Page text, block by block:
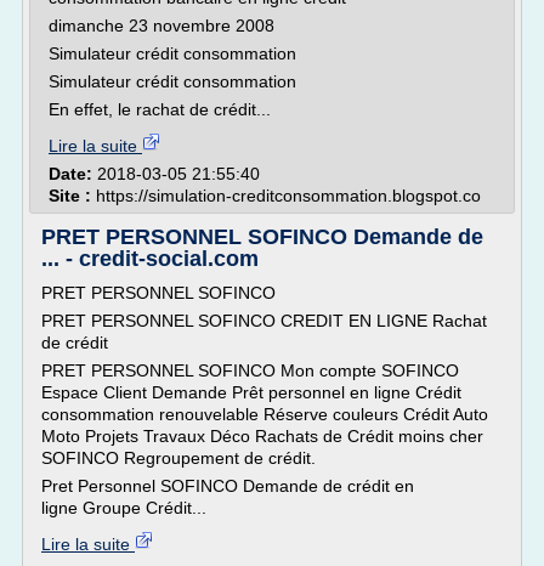
dimanche 23 novembre 2008
Simulateur crédit consommation
Simulateur crédit consommation
En effet, le rachat de crédit...
Lire la suite
Date: 2018-03-05 21:55:40
Site : https://simulation-creditconsommation.blogspot.co
PRET PERSONNEL SOFINCO Demande de
... - credit-social.com
PRET PERSONNEL SOFINCO
PRET PERSONNEL SOFINCO CREDIT EN LIGNE Rachat
de crédit
PRET PERSONNEL SOFINCO Mon compte SOFINCO
Espace Client Demande Prêt personnel en ligne Crédit
consommation renouvelable Réserve couleurs Crédit Auto
Moto Projets Travaux Déco Rachats de Crédit moins cher
SOFINCO Regroupement de crédit.
Pret Personnel SOFINCO Demande de crédit en
ligne Groupe Crédit...
Lire la suite